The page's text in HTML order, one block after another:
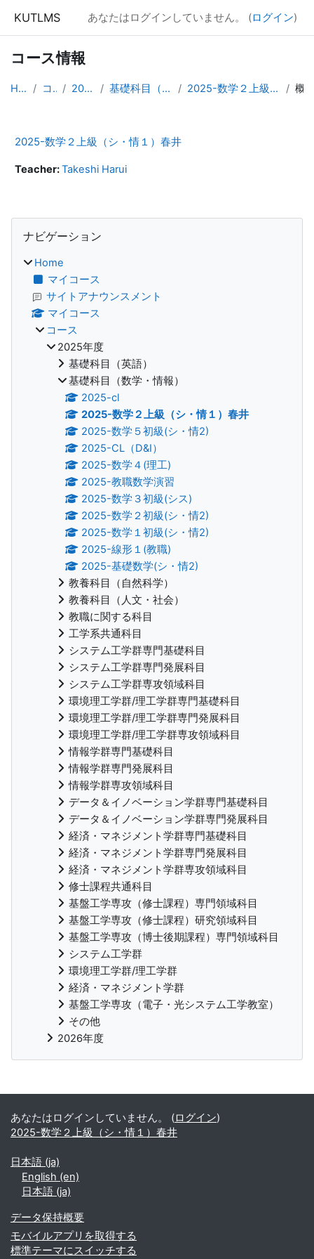
KUTLMS あなたはログインしていません。 (ログイン)
コース情報
Home コース 2025年度 基礎科目（数学・情報） 2025-数学２上級（シ・情１）春井
2025-数学２上級（シ・情１）春井
Teacher:Takeshi Harui
ブロック
ナビゲーション
Home
マイコース
サイトアナウンスメント
マイコース
コース
2025年度
基礎科目（英語）
基礎科目（数学・情報）
2025-cl
2025-数学２上級（シ・情１）春井
2025-数学５初級(シ・情2)
2025-CL（D&I）
2025-数学４(理工)
2025-教職数学演習
2025-数学３初級(シス)
2025-数学２初級(シ・情2)
2025-数学１初級(シ・情2)
2025-線形１(教職)
2025-基礎数学(シ・情2)
教養科目（自然科学）
教養科目（人文・社会）
教職に関する科目
工学系共通科目
システム工学群専門基礎科目
システム工学群専門発展科目
システム工学群専攻領域科目
環境理工学群/理工学群専門基礎科目
環境理工学群/理工学群専門発展科目
環境理工学群/理工学群専攻領域科目
情報学群専門基礎科目
情報学群専門発展科目
情報学群専攻領域科目
データ＆イノベーション学群専門基礎科目
データ＆イノベーション学群専門発展科目
経済・マネジメント学群専門基礎科目
経済・マネジメント学群専門発展科目
経済・マネジメント学群専攻領域科目
修士課程共通科目
基盤工学専攻（修士課程）専門領域科目
基盤工学専攻（修士課程）研究領域科目
基盤工学専攻（博士後期課程）専門領域科目
システム工学群
環境理工学群/理工学群
経済・マネジメント学群
基盤工学専攻（電子・光システム工学教室）
その他
2026年度
補助ブロック
あなたはログインしていません。 (ログイン)
2025-数学２上級（シ・情１）春井
日本語 ‎(ja)‎
English ‎(en)‎
日本語 ‎(ja)‎
データ保持概要
モバイルアプリを取得する
標準テーマにスイッチする